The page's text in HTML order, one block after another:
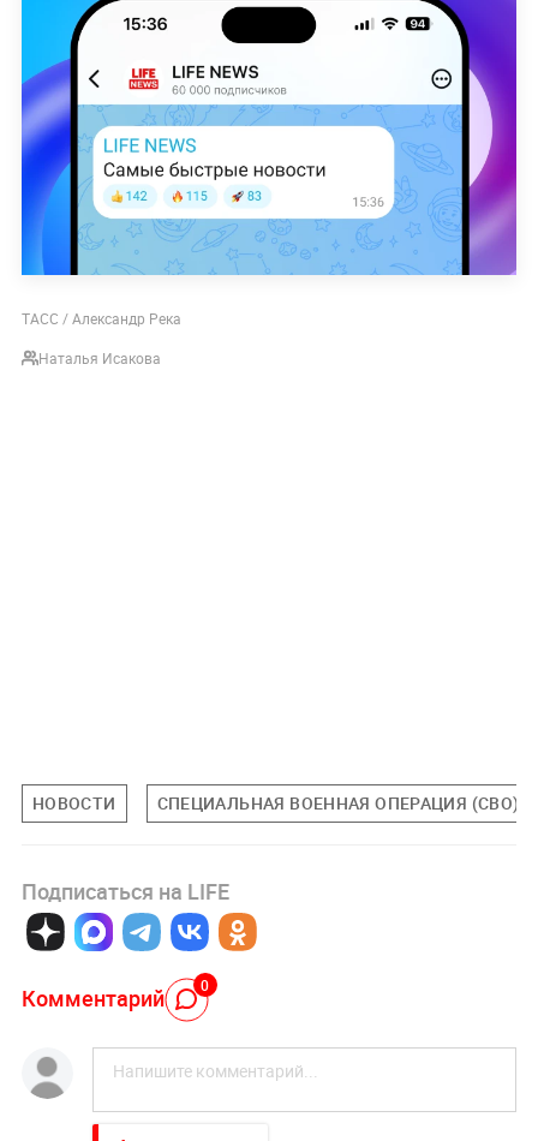
ТАСС / Александр Река
Наталья Исакова
НОВОСТИ СПЕЦИАЛЬНАЯ ВОЕННАЯ ОПЕРАЦИЯ (СВО)
Подписаться на LIFE
Комментарий 0